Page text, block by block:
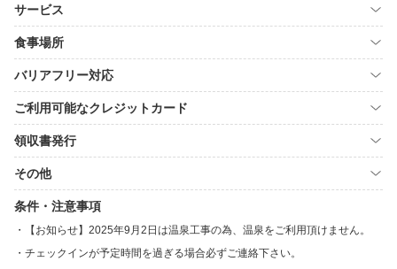
サービス
食事場所
バリアフリー対応
ご利用可能なクレジットカード
領収書発行
その他
条件・注意事項
【お知らせ】2025年9月2日は温泉工事の為、温泉をご利用頂けません。
チェックインが予定時間を過ぎる場合必ずご連絡下さい。